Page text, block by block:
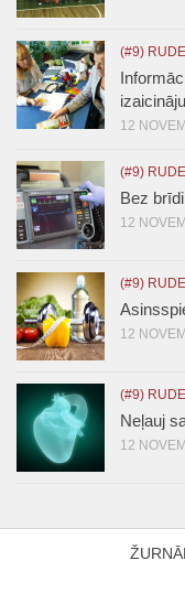
(#9)
12
(#9)
Bez
12
(#9)
12
(#9)
Neļauj
12